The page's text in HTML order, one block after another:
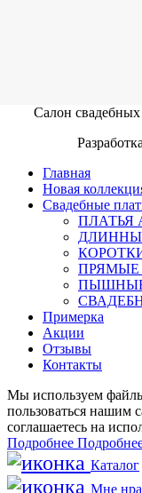
Салон
Главная
Новая
Свадебные
ПЛАТЬЯ
ПРЯМЫЕ
ПЫШНЫЕ
Примерка
Акции
Отзывы
Контакты
Мы используем
пользоваться нашим
соглашаетесь на
Подробнее
Каталог
Мне